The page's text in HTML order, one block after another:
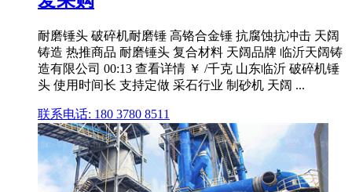
耐磨锤头 破碎机耐磨锤 高铬合金锤 抗腐蚀抗冲击 天阔
铸造 热推商品 耐磨锤头 复合材料 天阔品牌 临沂天阔铸
造有限公司 00:13 查看详情 ￥ /千克 山东临沂 破碎机锤
头 使用时间长 支持定做 采石行业 制砂机 天阔 ...
联系电话: 180 3780 8511